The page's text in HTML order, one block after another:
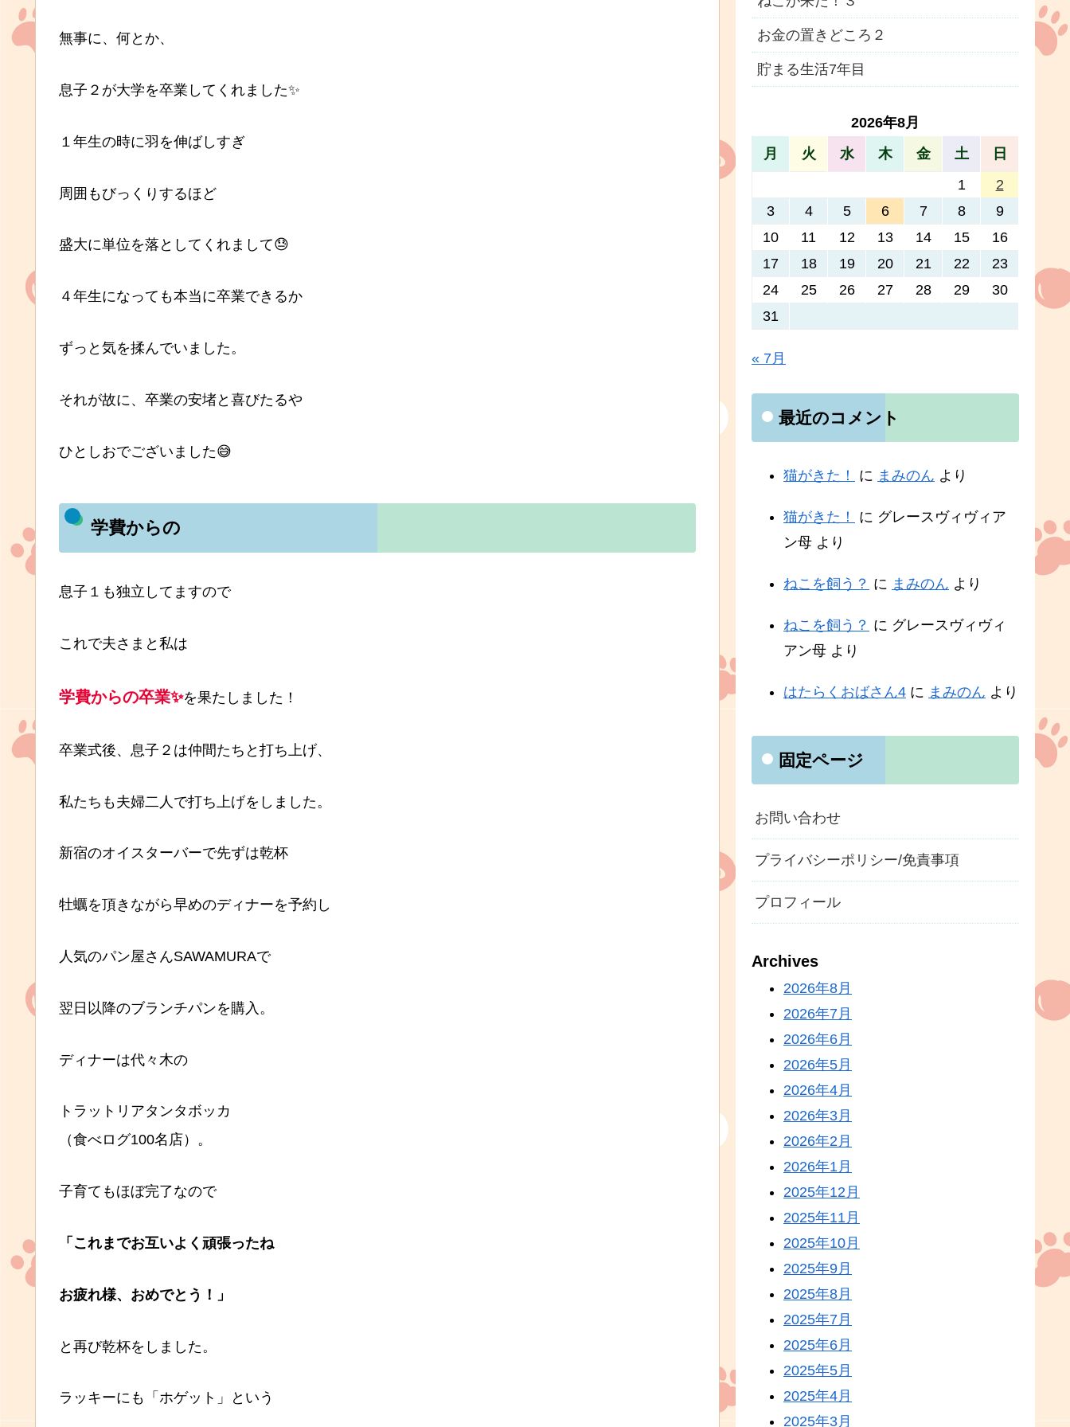
無事に、何とか、
息子２が大学を卒業してくれました✨
１年生の時に羽を伸ばしすぎ
周囲もびっくりするほど
盛大に単位を落としてくれまして😓
４年生になっても本当に卒業できるか
ずっと気を揉んでいました。
それが故に、卒業の安堵と喜びたるや
ひとしおでございました😅
学費からの
息子１も独立してますので
これで夫さまと私は
学費からの卒業✨を果たしました！
卒業式後、息子２は仲間たちと打ち上げ、
私たちも夫婦二人で打ち上げをしました。
新宿のオイスターバーで先ずは乾杯
牡蠣を頂きながら早めのディナーを予約し
人気のパン屋さんSAWAMURAで
翌日以降のブランチパンを購入。
ディナーは代々木の
トラットリアタンタボッカ
（食べログ100名店）。
子育てもほぼ完了なので
「これまでお互いよく頑張ったね
お疲れ様、おめでとう！」
と再び乾杯をしました。
ラッキーにも「ホゲット」という
お金の置きどころ２
貯まる生活7年目
2026年8月
月
火 水 木 金 土
日
1
2
3
4 5 6 7 8
9
10
11 12 13 14 15
16
17
18 19 20 21 22
23
24
25 26 27 28 29
30
31
« 7月
最近のコメント
猫がきた！ に まみのん より
猫がきた！ に グレースヴィヴィア
ン母 より
ねこを飼う？ に まみのん より
ねこを飼う？ に グレースヴィヴィ
アン母 より
はたらくおばさん4 に まみのん より
固定ページ
お問い合わせ
プライバシーポリシー/免責事項
プロフィール
Archives
2026年8月
2026年7月
2026年6月
2026年5月
2026年4月
2026年3月
2026年2月
2026年1月
2025年12月
2025年11月
2025年10月
2025年9月
2025年8月
2025年7月
2025年6月
2025年5月
2025年4月
2025年3月